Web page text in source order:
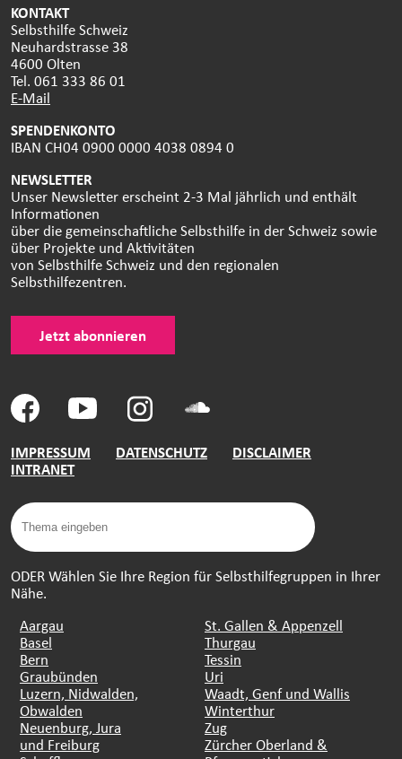
KONTAKT
Selbsthilfe Schweiz
Neuhardstrasse 38
4600 Olten
Tel. 061 333 86 01
E-Mail
SPENDENKONTO
IBAN CH04 0900 0000 4038 0894 0
NEWSLETTER
Unser Newsletter erscheint 2-3 Mal jährlich und enthält
Informationen
über die gemeinschaftliche Selbsthilfe in der Schweiz sowie
über Projekte und Aktivitäten
von Selbsthilfe Schweiz und den regionalen
Selbsthilfezentren.
Jetzt abonnieren
IMPRESSUM DATENSCHUTZ
DISCLAIMER
INTRANET
ODER Wählen Sie Ihre Region für Selbsthilfegruppen in Ihrer
Nähe.
Aargau
Basel
Bern
Graubünden
Luzern, Nidwalden,
Obwalden
Neuenburg, Jura
und Freiburg
St. Gallen & Appenzell
Thurgau
Tessin
Uri
Waadt, Genf und Wallis
Winterthur
Zug
Zürcher Oberland &